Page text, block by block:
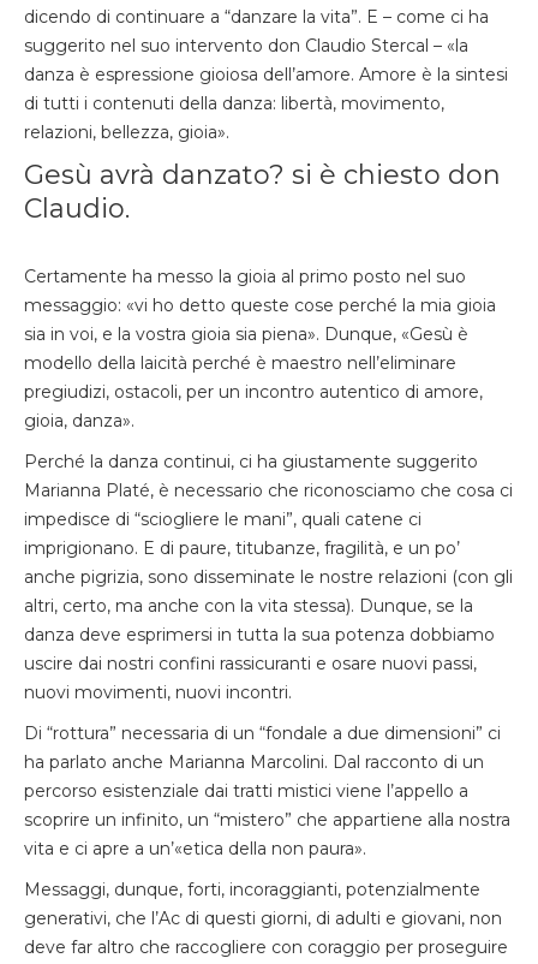
dicendo di continuare a “danzare la vita”. E – come ci ha
suggerito nel suo intervento don Claudio Stercal – «la
danza è espressione gioiosa dell’amore. Amore è la sintesi
di tutti i contenuti della danza: libertà, movimento,
relazioni, bellezza, gioia».
Gesù avrà danzato? si è chiesto don
Claudio.
Certamente ha messo la gioia al primo posto nel suo
messaggio: «vi ho detto queste cose perché la mia gioia
sia in voi, e la vostra gioia sia piena». Dunque, «Gesù è
modello della laicità perché è maestro nell’eliminare
pregiudizi, ostacoli, per un incontro autentico di amore,
gioia, danza».
Perché la danza continui, ci ha giustamente suggerito
Marianna Platé, è necessario che riconosciamo che cosa ci
impedisce di “sciogliere le mani”, quali catene ci
imprigionano. E di paure, titubanze, fragilità, e un po’
anche pigrizia, sono disseminate le nostre relazioni (con gli
altri, certo, ma anche con la vita stessa). Dunque, se la
danza deve esprimersi in tutta la sua potenza dobbiamo
uscire dai nostri confini rassicuranti e osare nuovi passi,
nuovi movimenti, nuovi incontri.
Di “rottura” necessaria di un “fondale a due dimensioni” ci
ha parlato anche Marianna Marcolini. Dal racconto di un
percorso esistenziale dai tratti mistici viene l’appello a
scoprire un infinito, un “mistero” che appartiene alla nostra
vita e ci apre a un’«etica della non paura».
Messaggi, dunque, forti, incoraggianti, potenzialmente
generativi, che l’Ac di questi giorni, di adulti e giovani, non
deve far altro che raccogliere con coraggio per proseguire